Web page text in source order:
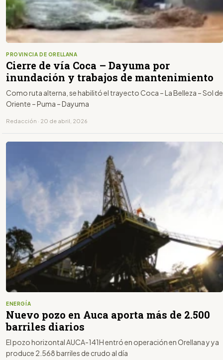
PROVINCIA DE ORELLANA
Cierre de vía Coca – Dayuma por
inundación y trabajos de mantenimiento
Como ruta alterna, se habilitó el trayecto Coca – La Belleza – Sol de
Oriente – Puma – Dayuma
Redacción · 20 de abril, 2026
ENERGÍA
Nuevo pozo en Auca aporta más de 2.500
barriles diarios
El pozo horizontal AUCA-141H entró en operación en Orellana y ya
produce 2.568 barriles de crudo al día